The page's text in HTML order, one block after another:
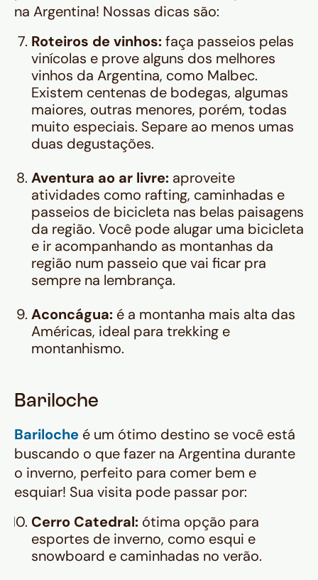
na Argentina! Nossas dicas são:
Roteiros de vinhos:faça passeios pelas
vinícolas e prove alguns dos melhores
vinhos da Argentina, como Malbec.
Existem centenas de bodegas, algumas
maiores, outras menores, porém, todas
muito especiais. Separe ao menos umas
duas degustações.
Aventura ao ar livre: aproveite
atividades como rafting, caminhadas e
passeios de bicicleta nas belas paisagens
da região. Você pode alugar uma bicicleta
e ir acompanhando as montanhas da
região num passeio que vai ficar pra
sempre na lembrança.
Aconcágua: é a montanha mais alta das
Américas, ideal para trekking e
montanhismo.
Bariloche
Bariloche é um ótimo destino se você está
buscando o que fazer na Argentina durante
o inverno, perfeito para comer bem e
esquiar! Sua visita pode passar por:
Cerro Catedral: ótima opção para
esportes de inverno, como esqui e
snowboard e caminhadas no verão.